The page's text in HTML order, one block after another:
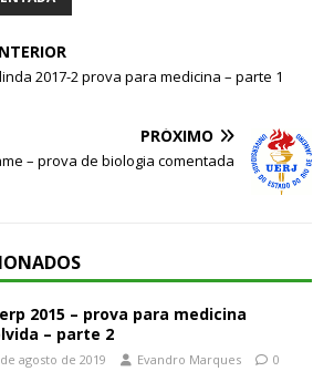
2017-2 prova para medicina – parte 1
PRÓXIMO
– prova de biologia comentada
2015 – prova para medicina
– parte 2
agosto de 2019 Evandro Marques 0